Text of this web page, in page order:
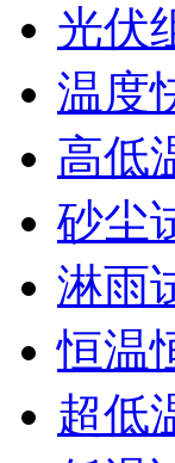
光伏
温度
高低
砂尘
淋雨
恒温
超低